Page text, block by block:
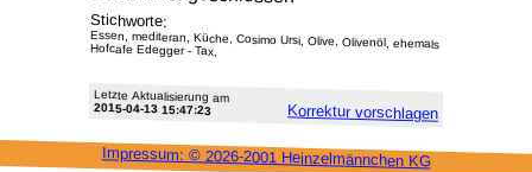
Stichworte:
Essen, mediteran, Küche, Cosimo Ursi, Olive, Olivenöl, ehemals
Hofcafe Edegger - Tax,
Letzte Aktu­alisie­rung am
2015-04-13 15:47:23 Korrektur vor­schlagen
Impressum: © 2026-2001 Heinzel­männchen KG